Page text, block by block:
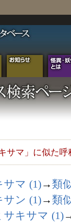
サマ」に似た呼
サマ (1)→ 類
サン (1)→ 類
サキサマ (1)